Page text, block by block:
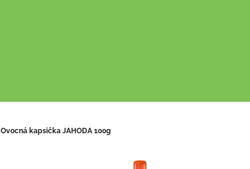
Ovocná kapsička JAHODA 100g